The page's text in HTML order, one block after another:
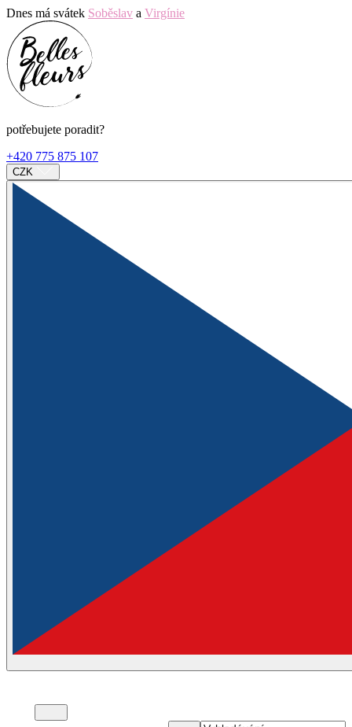
Dnes má svátek Soběslav a Virgínie
potřebujete poradit?
+420 775 875 107
CZK